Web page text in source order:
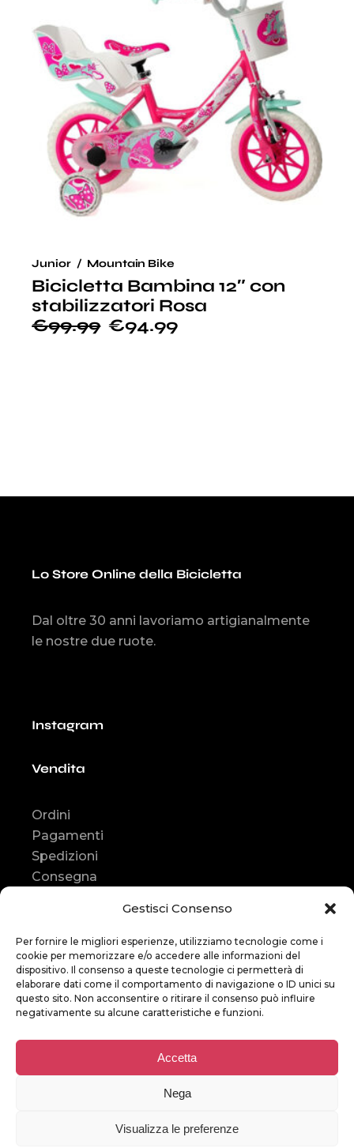
Gestisci Consenso
Per fornire le migliori esperienze, utilizziamo tecnologie come i
cookie per memorizzare e/o accedere alle informazioni del
dispositivo. Il consenso a queste tecnologie ci permetterà di
elaborare dati come il comportamento di navigazione o ID unici su
questo sito. Non acconsentire o ritirare il consenso può influire
negativamente su alcune caratteristiche e funzioni.
Accetta
Nega
Visualizza le preferenze
Bicicletta Bambina 12″ con
stabilizzatori Rosa
€99.99 €94.99
Junior Mountain Bike
Lo Store Online della Bicicletta
Dal oltre 30 anni lavoriamo artigianalmente
le nostre due ruote.
Instagram
Vendita
Ordini
Pagamenti
Spedizioni
Consegna
Contatti
Assistenza:
+39366 247 9452
@gmail.com